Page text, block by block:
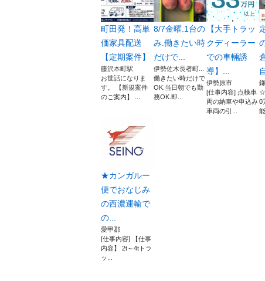
町田発！高単
価家具配送
【定期案件】
藤沢本町駅
お世話になりま
す。 【新規案件
のご案内】 ...
8/7金曜.1台の
み.働きたい時
だけで...
伊勢佐木長者町...
働きたい時だけで
OK.当日朝でも勤
務OK.即...
【大手トラッ
クディーラー
での車輛誘
導】...
伊勢原市
[仕事内容] 点検車
両の納車や申込み
車両の引...
☆
0
★カンガルー
便でおなじみ
の西濃運輸で
の...
愛甲郡
[仕事内容] 【仕事
内容】 2t～4tトラ
ッ...